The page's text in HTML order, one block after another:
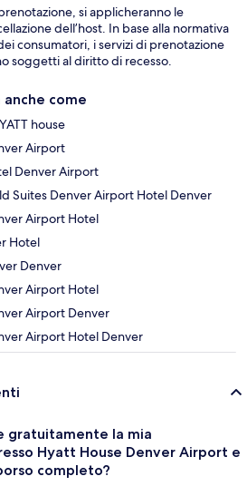
si applicheranno le
dell’host. In base alla normativa
consumatori, i servizi di prenotazione
soggetti al diritto di recesso.
come
house
Airport
Denver Airport
Suites Denver Airport Hotel Denver
Airport Hotel
Hotel
Denver
Airport Hotel
Airport Denver
Airport Hotel Denver
gratuitamente la mia
Hyatt House Denver Airport e
completo?